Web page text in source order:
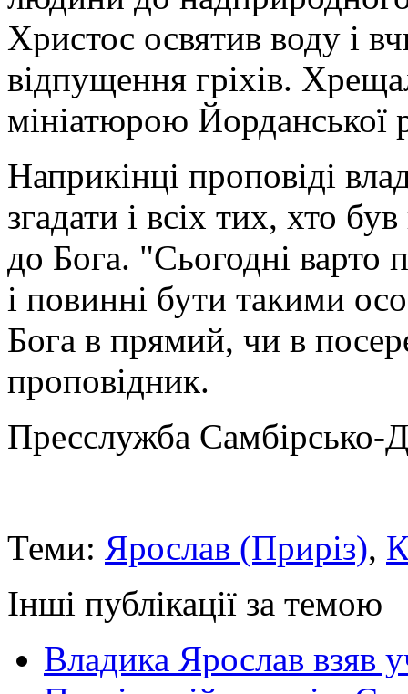
Христос освятив воду і
відпущення гріхів.
мініатюрою Йорданської
Наприкінці проповіді
згадати і всіх тих, хто
до Бога. "Сьогодні варто
і повинні бути такими
Бога в прямий, чи в
проповідник.
Пресслужба Самбірсько-
Теми: Ярослав (Приріз),
Інші публікації за темою
Владика Ярослав взяв